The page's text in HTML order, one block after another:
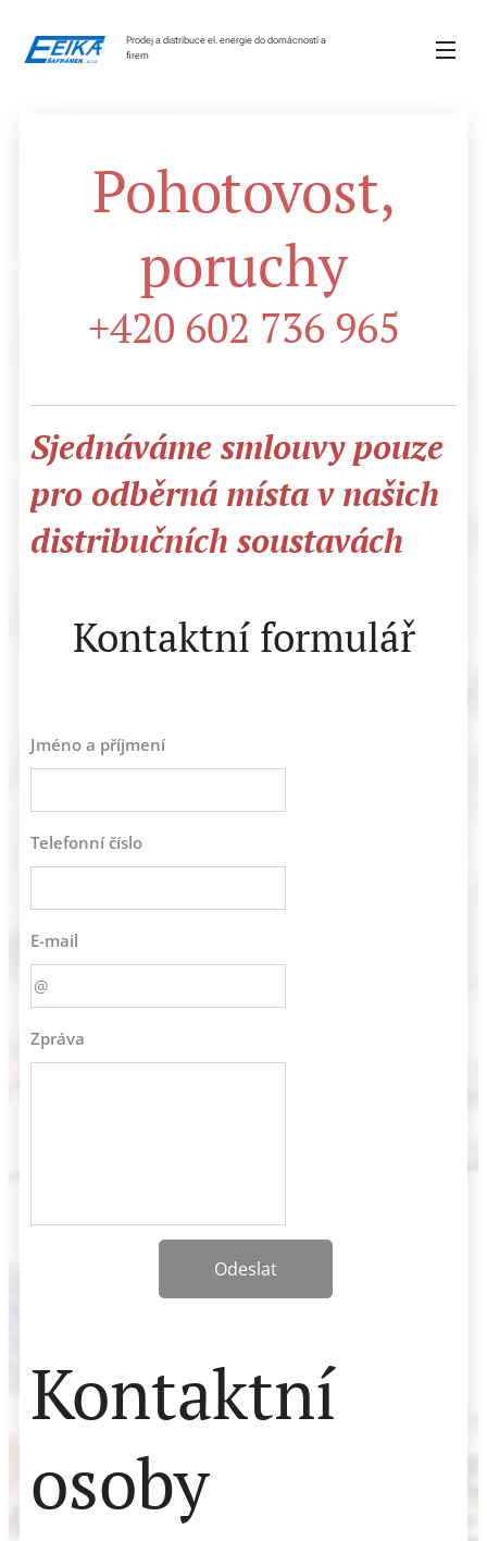
Prodej a distribuce el. energie do domácností a
firem
Pohotovost,
poruchy
+420 602 736 965
Sjednáváme smlouvy pouze
pro odběrná místa v našich
distribučních soustavách
Kontaktní formulář
Jméno a příjmení
Telefonní číslo
E-mail
Zpráva
Odeslat
Kontaktní
osoby